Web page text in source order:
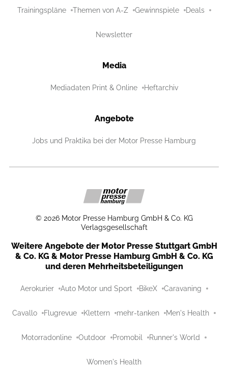
Trainingspläne Themen von A-Z Gewinnspiele Deals
Newsletter
Media
Mediadaten Print & Online Heftarchiv
Angebote
Jobs und Praktika bei der Motor Presse Hamburg
© 2026 Motor Presse Hamburg GmbH & Co. KG
Verlagsgesellschaft
Weitere Angebote der Motor Presse Stuttgart GmbH
& Co. KG & Motor Presse Hamburg GmbH & Co. KG
und deren Mehrheitsbeteiligungen
Aerokurier Auto Motor und Sport BikeX Caravaning
Cavallo Flugrevue Klettern mehr-tanken Men's Health
Motorradonline Outdoor Promobil Runner's World
Women's Health